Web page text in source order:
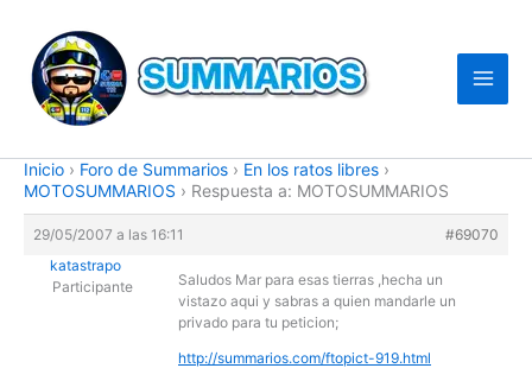
contenido
Inicio › Foro de Summarios › En los ratos libres ›
MOTOSUMMARIOS › Respuesta a: MOTOSUMMARIOS
29/05/2007 a las 16:11
#69070
katastrapo
Participante
Saludos Mar para esas tierras ,hecha un
vistazo aqui y sabras a quien mandarle un
privado para tu peticion;
http://summarios.com/ftopict-919.html